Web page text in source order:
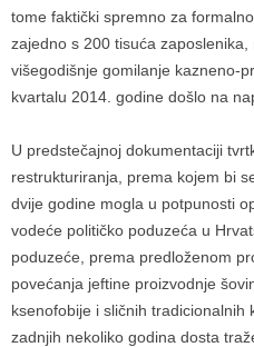
tome faktički spremno za
zajedno s 200 tisuća
višegodišnje gomilanje kazneno-
kvartalu 2014. godine došlo na
U predstečajnoj dokumentaciji
restrukturiranja, prema kojem bi
dvije godine mogla u potpunosti
vodeće političko poduzeća u
poduzeće, prema predloženom
povećanja jeftine proizvodnje
ksenofobije i sličnih tradicionalnih
zadnjih nekoliko godina dosta